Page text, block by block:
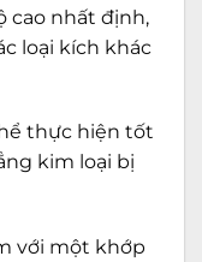
cao nhất định,
loại kích khác
thực hiện tốt
kim loại bị
với một khớp